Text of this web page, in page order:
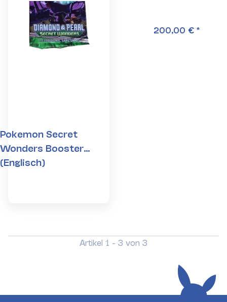
Pokemon Secret
Wonders Booster
(Englisch)
200,00 € *
Artikel 1 - 3 von 3